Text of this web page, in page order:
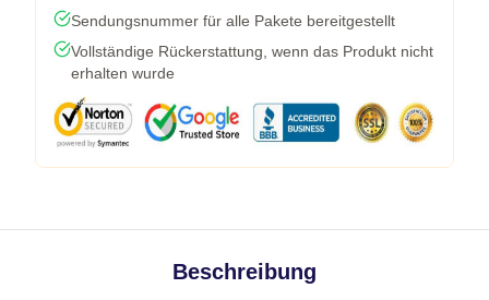
Sendungsnummer für alle Pakete bereitgestellt
Vollständige Rückerstattung, wenn das Produkt nicht
erhalten wurde
Beschreibung